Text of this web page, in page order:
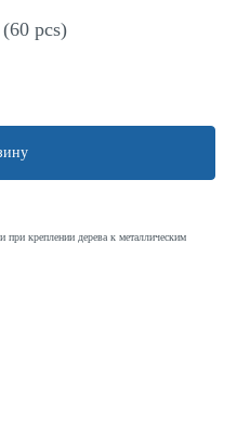
pcs)
креплении дерева к металлическим